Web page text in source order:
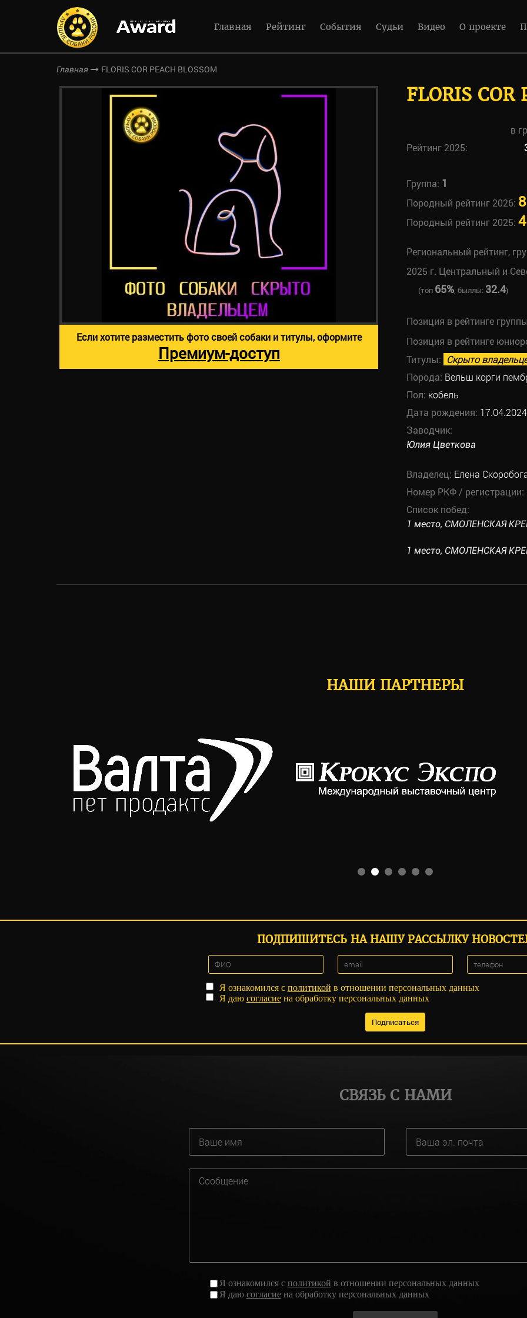
Главная Рейтинг События Судьи Видео О проекте
Главная FLORIS COR PEACH BLOSSOM
FLORIS COR
в
Рейтинг 2025:
Группа: 1
Породный рейтинг 2026: 8
Породный рейтинг 2025:
Региональный рейтинг,
2025 г. Центральный и
(топ 65%, быллы: 32.4)
Позиция в рейтинге
Позиция в рейтинге
Титулы: Скрыто
Порода: Вельш корги
Пол: кобель
Дата рождения: 17.04.2024
Заводчик:
Юлия Цветкова
Владелец: Елена
Номер РКФ / регистрации:
Список побед:
1 место, СМОЛЕНСКАЯ
1 место, СМОЛЕНСКАЯ
Если хотите разместить фото своей собаки и титулы, оформите
Премиум-доступ
НАШИ ПАРТНЕРЫ
ПОДПИШИТЕСЬ НА НАШУ РАССЫЛКУ
Я ознакомился с политикой в отношении персональных данных
Я даю согласиена обработку персональных данных
СВЯЗЬ С НАМИ
Я ознакомился с политикой в отношении персональных данных
Я даю согласиена обработку персональных данных